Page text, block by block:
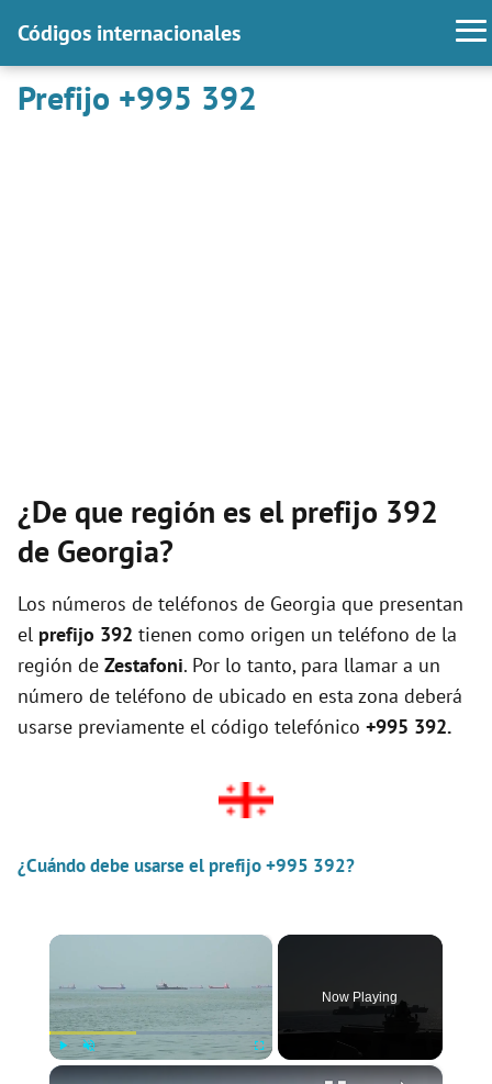
Códigos internacionales
Prefijo +995 392
¿De que región es el prefijo 392
de Georgia?
Los números de teléfonos de Georgia que presentan
el prefijo 392 tienen como origen un teléfono de la
región de Zestafoni. Por lo tanto, para llamar a un
número de teléfono de ubicado en esta zona deberá
usarse previamente el código telefónico +995 392.
¿Cuándo debe usarse el prefijo +995 392?
×
Now Playing
×